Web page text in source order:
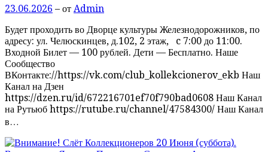
23.06.2026 – от Admin
Будет проходить во Дворце культуры Железнодорожников, по
адресу: ул. Челюскинцев, д.102, 2 этаж, c 7:00 до 11:00.
Входной Билет — 100 рублей. Дети — Бесплатно. Наше
Сообщество
ВКонтакте://https://vk.com/club_kollekcionerov_ekb Наш
Канал на Дзен
https://dzen.ru/id/672216701ef70f790bad0608 Наш Канал
на Рутьюб https://rutube.ru/channel/47584300/ Наш Канал
в…